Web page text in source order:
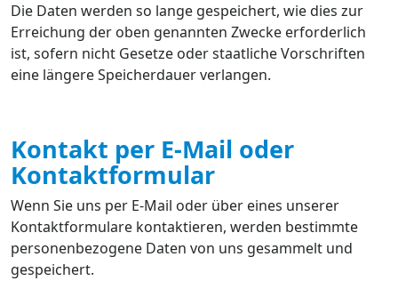
Die Daten werden so lange gespeichert, wie dies zur
Erreichung der oben genannten Zwecke erforderlich
ist, sofern nicht Gesetze oder staatliche Vorschriften
eine längere Speicherdauer verlangen.
Kontakt per E-Mail oder
Kontaktformular
Wenn Sie uns per E-Mail oder über eines unserer
Kontaktformulare kontaktieren, werden bestimmte
personenbezogene Daten von uns gesammelt und
gespeichert.